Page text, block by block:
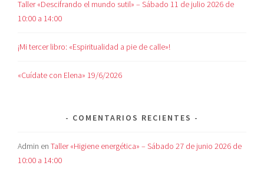
Taller «Descifrando el mundo sutil» – Sábado 11 de julio 2026 de
10:00 a 14:00
¡Mi tercer libro: «Espiritualidad a pie de calle»!
«Cuídate con Elena» 19/6/2026
COMENTARIOS RECIENTES
Admin enTaller «Higiene energética» – Sábado 27 de junio 2026 de
10:00 a 14:00